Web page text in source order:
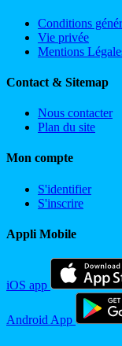
Conditions
Vie privée
Mentions
Contact & Sitemap
Nous contacter
Plan du site
Mon compte
S'identifier
S'inscrire
Appli Mobile
iOS app
Android App